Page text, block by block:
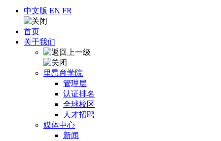
中文版 EN FR
首页
关于我们
里昂商学院
管理层
认证排名
全球校区
人才招聘
媒体中心
新闻